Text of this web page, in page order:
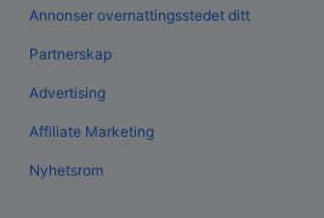
Annonser overnattingsstedet ditt
Partnerskap
Advertising
Affiliate Marketing
Nyhetsrom